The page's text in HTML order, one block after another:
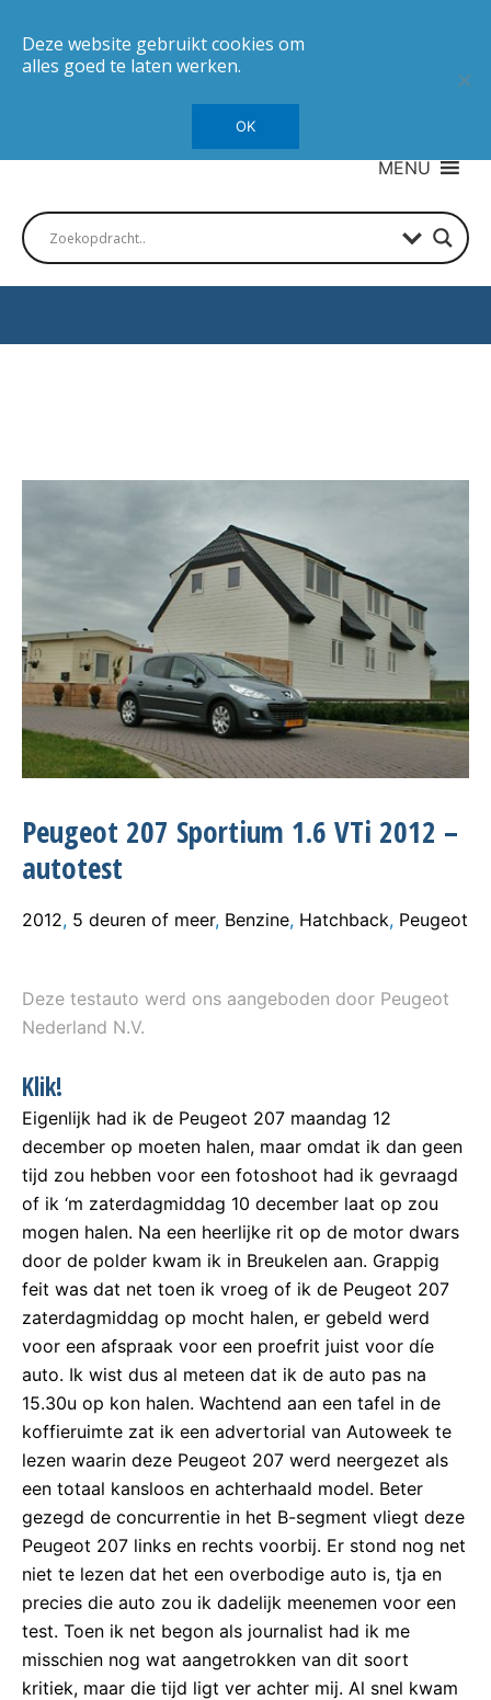
MENU
Peugeot 207 Sportium 1.6 VTi 2012 –
autotest
2012, 5 deuren of meer, Benzine, Hatchback, Peugeot
Deze testauto werd ons aangeboden door Peugeot
Nederland N.V.
Klik!
Eigenlijk had ik de Peugeot 207 maandag 12
december op moeten halen, maar omdat ik dan geen
tijd zou hebben voor een fotoshoot had ik gevraagd
of ik ‘m zaterdagmiddag 10 december laat op zou
mogen halen. Na een heerlijke rit op de motor dwars
door de polder kwam ik in Breukelen aan. Grappig
feit was dat net toen ik vroeg of ik de Peugeot 207
zaterdagmiddag op mocht halen, er gebeld werd
voor een afspraak voor een proefrit juist voor díe
auto. Ik wist dus al meteen dat ik de auto pas na
15.30u op kon halen. Wachtend aan een tafel in de
koffieruimte zat ik een advertorial van Autoweek te
lezen waarin deze Peugeot 207 werd neergezet als
een totaal kansloos en achterhaald model. Beter
gezegd de concurrentie in het B-segment vliegt deze
Peugeot 207 links en rechts voorbij. Er stond nog net
niet te lezen dat het een overbodige auto is, tja en
precies die auto zou ik dadelijk meenemen voor een
test. Toen ik net begon als journalist had ik me
misschien nog wat aangetrokken van dit soort
kritiek, maar die tijd ligt ver achter mij. Al snel kwam
Deze website gebruikt cookies om
alles goed te laten werken.
OK